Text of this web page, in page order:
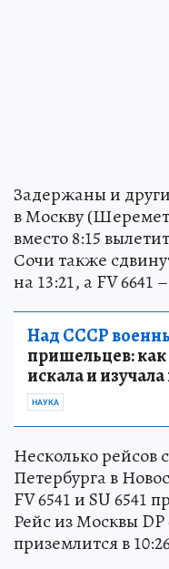
Задержаны и
в Москву
вместо 8:15
Сочи также
на 13:21, а FV 6641
Над СССР
пришельцев: как
искала и
НАУКА
Несколько рейсов
Петербурга в
FV 6541 и SU 6541
Рейс из Москвы
приземлится в